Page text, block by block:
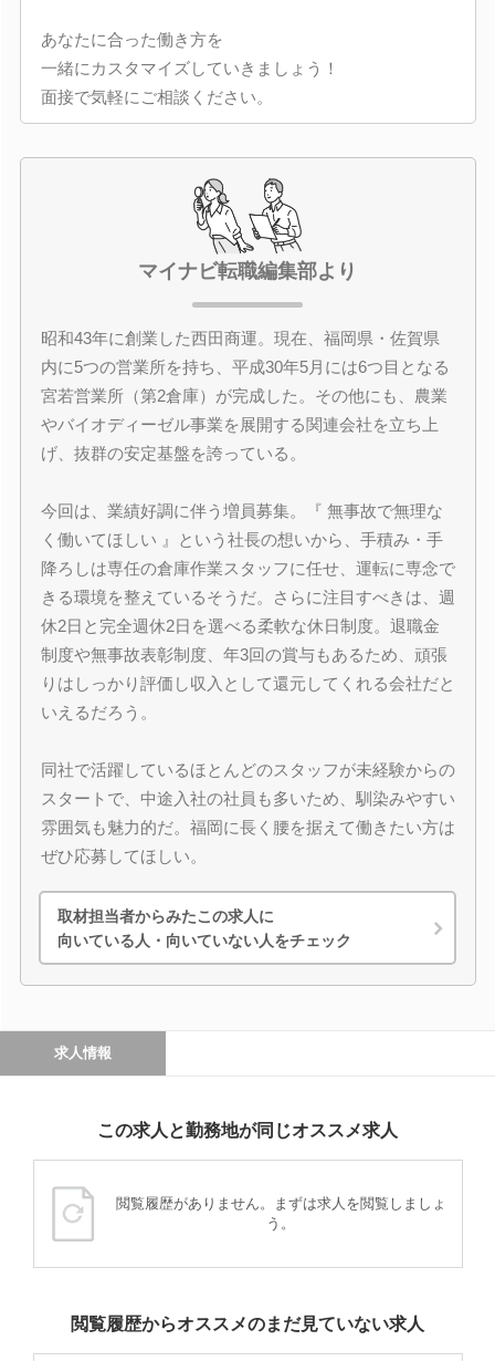
あなたに合った働き方を
一緒にカスタマイズしていきましょう！
面接で気軽にご相談ください。
マイナビ転職編集部より
昭和43年に創業した西田商運。現在、福岡県・佐賀県
内に5つの営業所を持ち、平成30年5月には6つ目となる
宮若営業所（第2倉庫）が完成した。その他にも、農業
やバイオディーゼル事業を展開する関連会社を立ち上
げ、抜群の安定基盤を誇っている。
今回は、業績好調に伴う増員募集。『 無事故で無理な
く働いてほしい 』という社長の想いから、手積み・手
降ろしは専任の倉庫作業スタッフに任せ、運転に専念で
きる環境を整えているそうだ。さらに注目すべきは、週
休2日と完全週休2日を選べる柔軟な休日制度。退職金
制度や無事故表彰制度、年3回の賞与もあるため、頑張
りはしっかり評価し収入として還元してくれる会社だと
いえるだろう。
同社で活躍しているほとんどのスタッフが未経験からの
スタートで、中途入社の社員も多いため、馴染みやすい
雰囲気も魅力的だ。福岡に長く腰を据えて働きたい方は
ぜひ応募してほしい。
取材担当者からみたこの求人に
向いている人・向いていない人をチェック
求人情報
この求人と勤務地が同じオススメ求人
閲覧履歴がありません。まずは求人を閲覧しましょ
う。
閲覧履歴からオススメのまだ見ていない求人